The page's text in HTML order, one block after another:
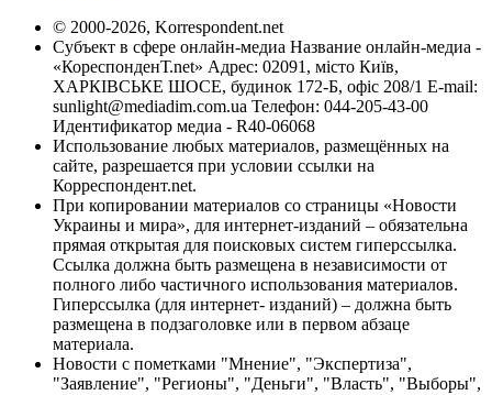
© 2000-2026, Korrespondent.net
Субъект в сфере онлайн-медиа Название онлайн-медиа -
«КореспонденТ.net» Адрес: 02091, місто Київ,
ХАРКІВСЬКЕ ШОСЕ, будинок 172-Б, офіс 208/1 E-mail:
sunlight@mediadim.com.ua Телефон: 044-205-43-00
Идентификатор медиа - R40-06068
Использование любых материалов, размещённых на
сайте, разрешается при условии ссылки на
Корреспондент.net.
При копировании материалов со страницы «Новости
Украины и мира», для интернет-изданий – обязательна
прямая открытая для поисковых систем гиперссылка.
Ссылка должна быть размещена в независимости от
полного либо частичного использования материалов.
Гиперссылка (для интернет- изданий) – должна быть
размещена в подзаголовке или в первом абзаце
материала.
Новости с пометками "Мнение", "Экспертиза",
"Заявление", "Регионы", "Деньги", "Власть", "Выборы",